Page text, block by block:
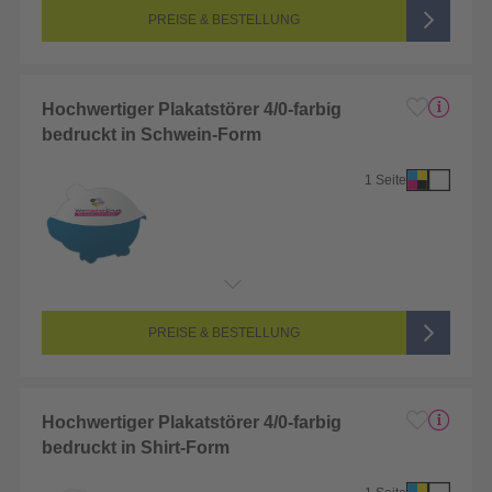
4/0-farbig CMYK (vollfarbig bedruckt)
PREISE & BESTELLUNG
Hochwertiger Plakatstörer 4/0-farbig
bedruckt in Schwein-Form
1 Seite
Seitenanzahl: 1-seitig (Vorderseite bedruckt, Rückseite unbedruckt)
4/0-farbig CMYK (vollfarbig bedruckt)
PREISE & BESTELLUNG
Hochwertiger Plakatstörer 4/0-farbig
bedruckt in Shirt-Form